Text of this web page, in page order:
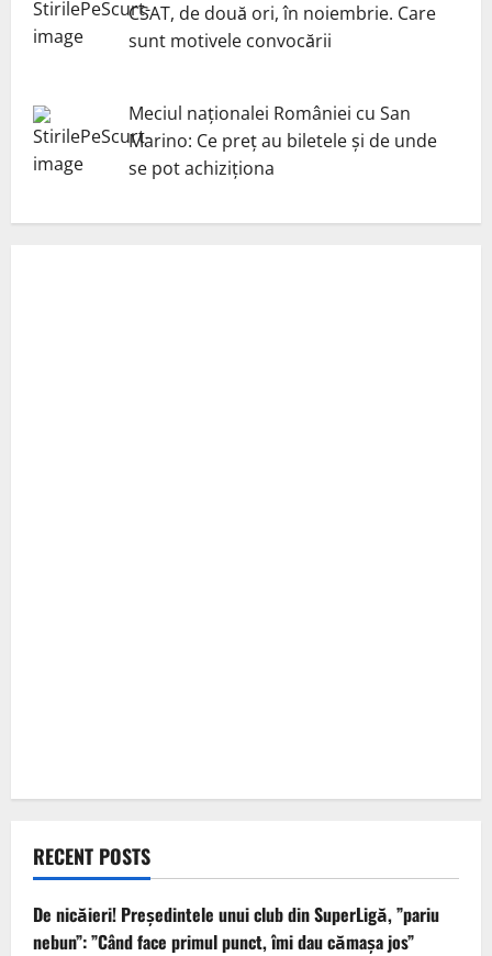
CSAT, de două ori, în noiembrie. Care
sunt motivele convocării
Meciul naționalei României cu San
Marino: Ce preț au biletele și de unde
se pot achiziționa
RECENT POSTS
De nicăieri! Președintele unui club din SuperLigă, ”pariu
nebun”: ”Când face primul punct, îmi dau cămașa jos”